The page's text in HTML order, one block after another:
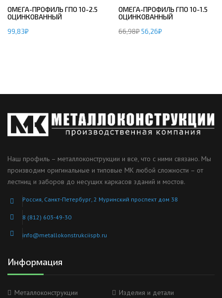
ОМЕГА-ПРОФИЛЬ ГПО 10-2.5
ОЦИНКОВАННЫЙ
99,83₽
ОМЕГА-ПРОФИЛЬ ГПО 10-1.5
ОЦИНКОВАННЫЙ
66,98₽56,26₽
Наш профиль – металлоконструкции и все, что с ними связано. Мы
производим оригинальные и типовые МК любой сложности – от
лестниц и заборов до несущих каркасов зданий и мостов.
Россия, Санкт-Петербург, 2 Муринский проспект дом 38
8 (812) 603-49-30
info@metallokonstrukciispb.ru
Информация
Металлоконструкции Изделия и детали